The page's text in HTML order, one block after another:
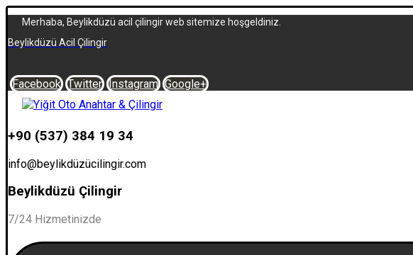
Merhaba, Beylikdüzü acil çilingir web sitemize hoşgeldiniz.
Beylikdüzü Acil Çilingir
Facebook Twitter Instagram Google+
+90 (537) 384 19 34
info@beylikdüzücilingir.com
Beylikdüzü Çilingir
7/24 Hizmetinizde